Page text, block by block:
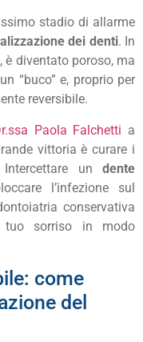
stadio di allarme
dei denti. In
diventato poroso, ma
“buco” e, proprio per
reversibile.
Paola Falchetti a
vittoria è curare i
un dente
l’infezione sul
conservativa
tuo sorriso in modo
come
del